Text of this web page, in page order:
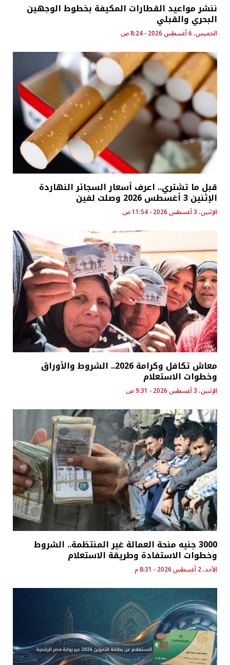
ننشر مواعيد القطارات المكيفة بخطوط الوجهين
البحري والقبلي
الخميس، 6 أغسطس 2026 - 8:24 ص
قبل ما تشتري.. اعرف أسعار السجائر النهاردة
الإثنين 3 أغسطس 2026 وصلت لفين
الإثنين، 3 أغسطس 2026 - 11:54 ص
معاش تكافل وكرامة 2026.. الشروط والأوراق
وخطوات الاستعلام
الإثنين، 3 أغسطس 2026 - 9:31 ص
3000 جنيه منحة العمالة غير المنتظمة.. الشروط
وخطوات الاستفادة وطريقة الاستعلام
الأحد، 2 أغسطس 2026 - 8:31 م